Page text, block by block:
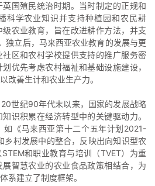
国殖民统治时期。当时制定的正规和
科学农业知识并支持种植园和农民耕
农业教育，旨在改进耕作方法，并支
独立后，马来西亚农业教育的发展与更
区和农村学校提供支持的推广服务密
优先考虑农村福祉和基础设施建设，
改善生计和农业生产力。
世纪90年代末以来，国家的发展战略
识积累在经济转型中的关键驱动力。
如《马来西亚第十二个五年计划2021-
乡村发展中的整合，反映出向知识型农
和职业教育与培训（TVET）为重
智慧农业的农业食品政策相结合，为
系建立了制度框架。